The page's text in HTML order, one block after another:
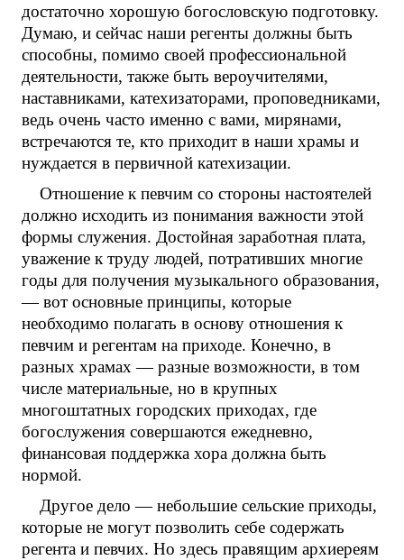
достаточно хорошую богословскую подготовку.
Думаю, и сейчас наши регенты должны быть
способны, помимо своей профессиональной
деятельности, также быть вероучителями,
наставниками, катехизаторами, проповедниками,
ведь очень часто именно с вами, мирянами,
встречаются те, кто приходит в наши храмы и
нуждается в первичной катехизации.
Отношение к певчим со стороны настоятелей
должно исходить из понимания важности этой
формы служения. Достойная заработная плата,
уважение к труду людей, потративших многие
годы для получения музыкального образования,
— вот основные принципы, которые
необходимо полагать в основу отношения к
певчим и регентам на приходе. Конечно, в
разных храмах — разные возможности, в том
числе материальные, но в крупных
многоштатных городских приходах, где
богослужения совершаются ежедневно,
финансовая поддержка хора должна быть
нормой.
Другое дело — небольшие сельские приходы,
которые не могут позволить себе содержать
регента и певчих. Но здесь правящим архиереям